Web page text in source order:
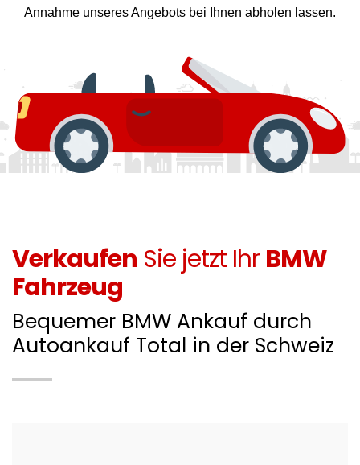
Annahme unseres Angebots bei Ihnen abholen lassen.
Verkaufen Sie jetzt Ihr BMW
Fahrzeug
Bequemer BMW Ankauf durch
Autoankauf Total in der Schweiz